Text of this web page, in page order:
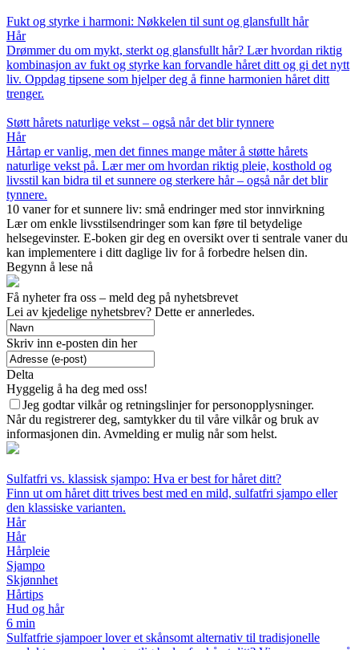
Fukt og styrke i harmoni: Nøkkelen til sunt og glansfullt hår
Hår
Drømmer du om mykt, sterkt og glansfullt hår? Lær hvordan riktig
kombinasjon av fukt og styrke kan forvandle håret ditt og gi det nytt
liv. Oppdag tipsene som hjelper deg å finne harmonien håret ditt
trenger.
Støtt hårets naturlige vekst – også når det blir tynnere
Hår
Hårtap er vanlig, men det finnes mange måter å støtte hårets
naturlige vekst på. Lær mer om hvordan riktig pleie, kosthold og
livsstil kan bidra til et sunnere og sterkere hår – også når det blir
tynnere.
10 vaner for et sunnere liv: små endringer med stor innvirkning
Lær om enkle livsstilsendringer som kan føre til betydelige
helsegevinster. E-boken gir deg en oversikt over ti sentrale vaner du
kan implementere i ditt daglige liv for å forbedre helsen din.
Begynn å lese nå
Få nyheter fra oss – meld deg på nyhetsbrevet
Lei av kjedelige nyhetsbrev? Dette er annerledes.
Skriv inn e-posten din her
Delta
Hyggelig å ha deg med oss!
Jeg godtar vilkår og retningslinjer for personopplysninger.
Når du registrerer deg, samtykker du til våre vilkår og bruk av
informasjonen din. Avmelding er mulig når som helst.
Sulfatfri vs. klassisk sjampo: Hva er best for håret ditt?
Finn ut om håret ditt trives best med en mild, sulfatfri sjampo eller
den klassiske varianten.
Hår
Hår
Hårpleie
Sjampo
Skjønnhet
Hårtips
Hud og hår
6 min
Sulfatfrie sjampoer lover et skånsomt alternativ til tradisjonelle